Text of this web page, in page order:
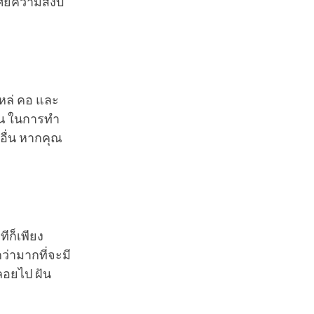
ล่ คอ และ
ในการทำ
อื่น หากคุณ
ก็เพียง
ามากที่จะมี
อยไป ฝัน